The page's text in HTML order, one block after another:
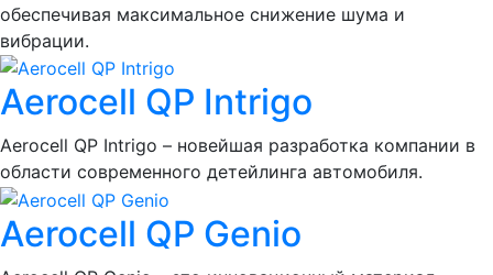
обеспечивая максимальное снижение шума и
вибрации.
Aerocell QP Intrigo
Aerocell QP Intrigo – новейшая разработка компании в
области современного детейлинга автомобиля.
Aerocell QP Genio